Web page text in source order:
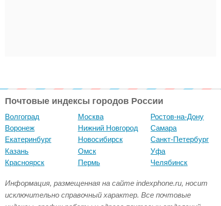
Почтовые индексы городов России
Волгоград
Воронеж
Екатеринбург
Казань
Красноярск
Москва
Нижний Новгород
Новосибирск
Омск
Пермь
Ростов-на-Дону
Самара
Санкт-Петербург
Уфа
Челябинск
Информация, размещенная на сайте indexphone.ru, носит
исключительно справочный характер. Все почтовые